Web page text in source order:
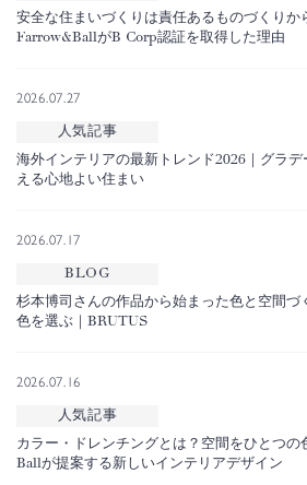
安全な住まいづくりは責任あるものづくりか
Farrow&BallがB Corp認証を取得した理由
2026.07.27
人気記事
海外インテリアの最新トレンド2026｜グラ
える心地よい住まい
2026.07.17
BLOG
杉本博司さんの作品から始まった色と空間づ
色を選ぶ｜BRUTUS
2026.07.16
人気記事
カラー・ドレンチングとは？空間をひとつの
Ballが提案する新しいインテリアデザイン